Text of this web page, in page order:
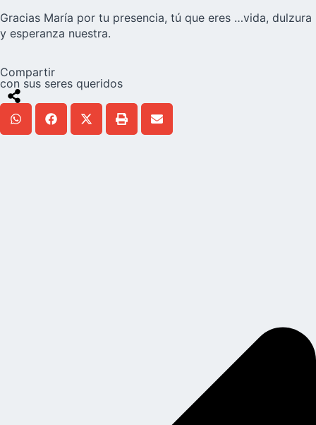
Gracias María por tu presencia, tú que eres …vida, dulzura
y esperanza nuestra.
Compartir
con sus seres queridos